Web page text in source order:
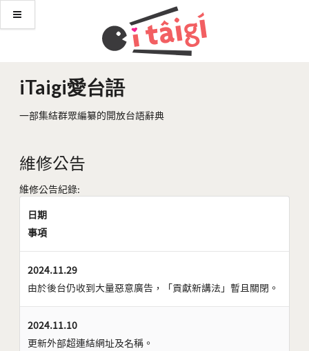
iTaigi愛台語
一部集結群眾編纂的開放台語辭典
維修公告
維修公告紀錄:
日期
事項
2024.11.29
由於後台仍收到大量惡意廣告，「貢獻新講法」暫且關閉。
2024.11.10
更新外部超連結網址及名稱。